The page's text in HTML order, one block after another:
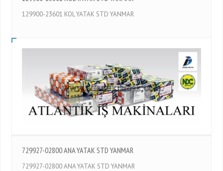
129900-23601 KOL YATAK STD YANMAR
729927-02800 ANA YATAK STD YANMAR
729927-02800 ANA YATAK STD YANMAR